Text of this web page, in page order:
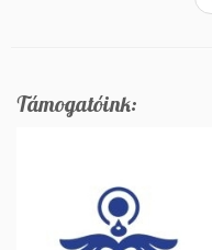
Támogatóink: